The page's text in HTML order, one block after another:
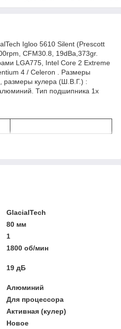
Igloo 5610 Silent (Prescott
CFM30.8, 19dBa,373gr.
LGA775, Intel Core 2 Extreme
4 / Celeron . Размеры
размеры кулера (Ш.В.Г.) :
Тип подшипника 1х
GlacialTech
80 мм
1
1800 об/мин
19 дБ
Алюминий
Для процессора
Активная (кулер)
Новое